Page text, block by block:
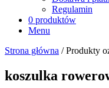
Regulamin
0 produktów
Menu
Strona główna / Produkty
koszulka